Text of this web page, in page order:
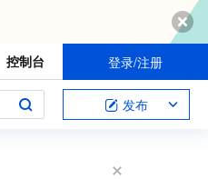
控制台 登录/注册
发布